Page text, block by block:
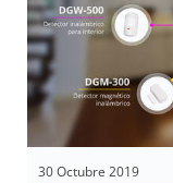
30 Octubre 2019